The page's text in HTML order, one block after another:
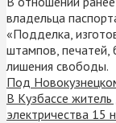
владельца
«Подделка,
штампов, печатей,
лишения свободы.
Под
В Кузбассе житель
электричества 15